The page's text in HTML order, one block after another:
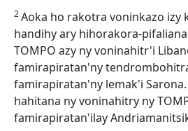
2Aoka ho rakotra voninkazo izy
handihy ary hihorakora-
TOMPO azy ny voninahitr'i
famirapiratan'ny
famirapiratan'ny lemak'i
hahitana ny voninahitry ny
famirapiratan'ilay